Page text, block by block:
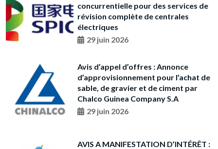
concurrentielle pour des services de
révision complète de centrales
électriques
29 juin 2026
Avis d’appel d’offres : Annonce
d’approvisionnement pour l’achat de
sable, de gravier et de ciment par
Chalco Guinea Company S.A
29 juin 2026
AVIS A MANIFESTATION D’INTÉRÊT :